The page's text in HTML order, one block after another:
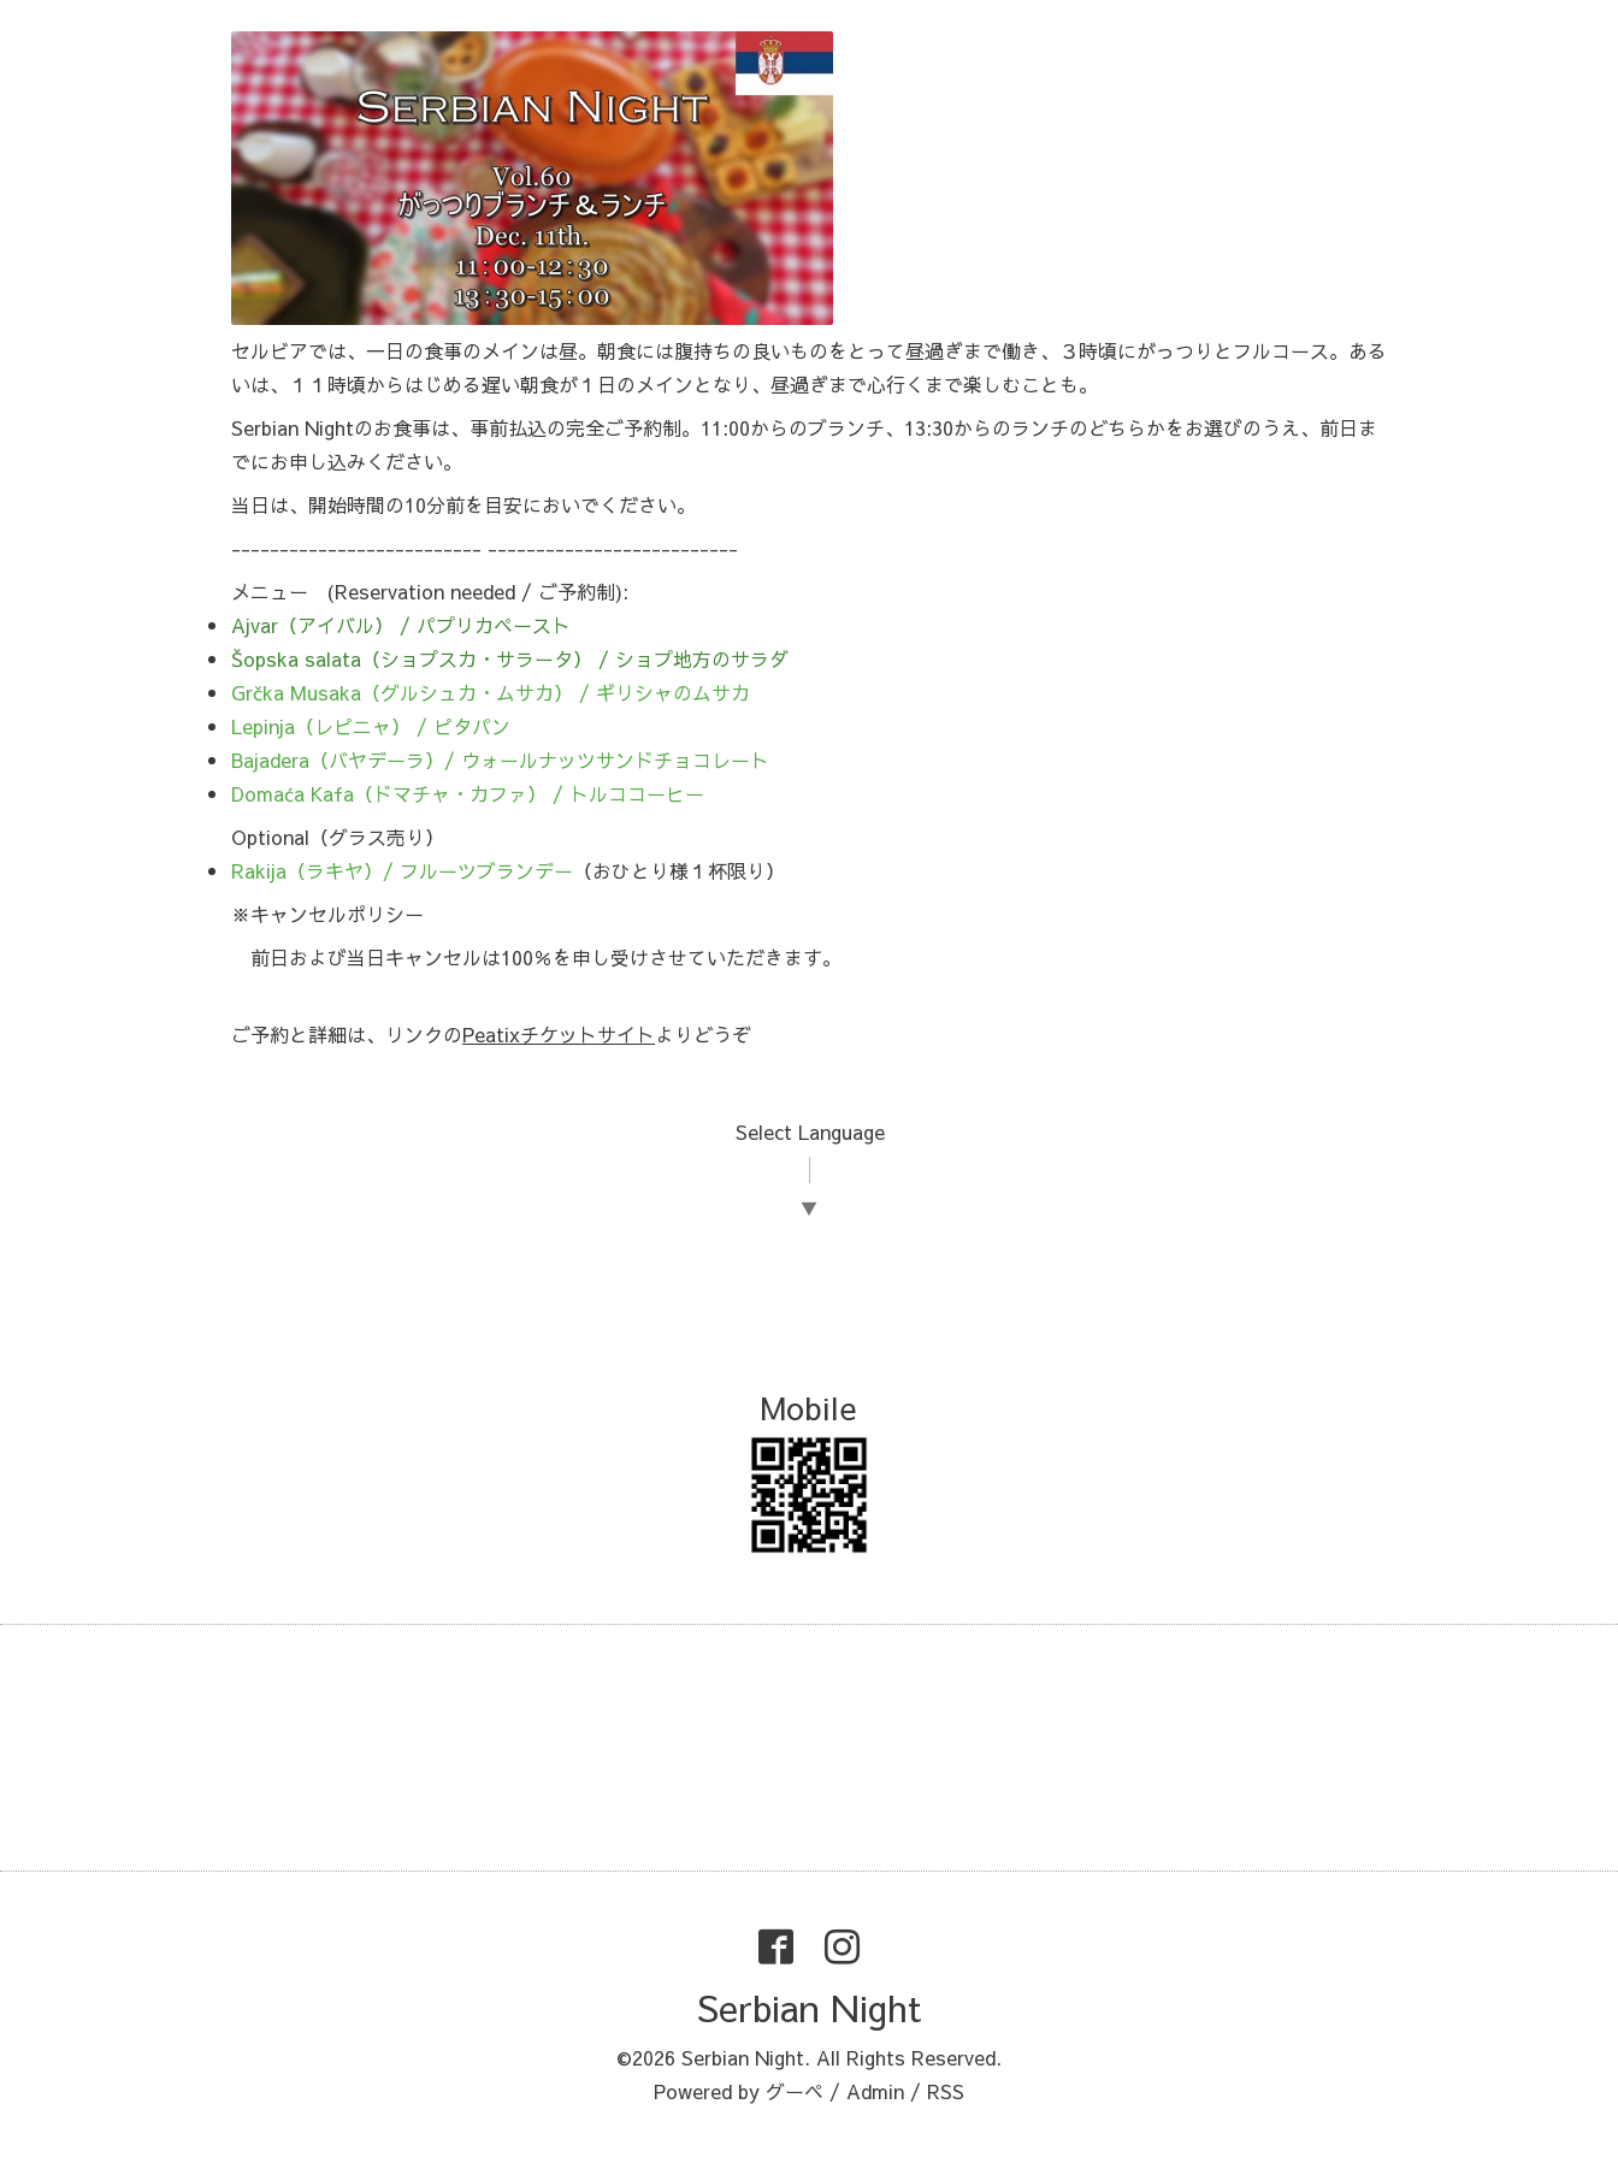
セルビアでは、一日の食事のメインは昼。朝食には腹持ちの良いものをとって昼過ぎまで働き、３時頃にがっつりとフルコース。ある
いは、１１時頃からはじめる遅い朝食が１日のメインとなり、昼過ぎまで心行くまで楽しむことも。
Serbian Nightのお食事は、事前払込の完全ご予約制。11:00からのブランチ、13:30からのランチのどちらかをお選びのうえ、前日ま
でにお申し込みください。
当日は、開始時間の10分前を目安においでください。
-------------------------- --------------------------
メニュー (Reservation needed / ご予約制):
Ajvar（アイバル） / パプリカペースト
Šopska salata（ショプスカ・サラータ） / ショプ地方のサラダ
Grčka Musaka（グルシュカ・ムサカ） / ギリシャのムサカ
Lepinja（レピニャ） / ピタパン
Bajadera（バヤデーラ）/ ウォールナッツサンドチョコレート
Domaća Kafa（ドマチャ・カファ） / トルココーヒー
Optional（グラス売り）
Rakija（ラキヤ）/ フルーツブランデー （おひとり様１杯限り）
※キャンセルポリシー
前日および当日キャンセルは100％を申し受けさせていただきます。
ご予約と詳細は、リンクのPeatixチケットサイト よりどうぞ
Select Language
▼
Mobile
Serbian Night
©2026 Serbian Night. All Rights Reserved.
Powered by グーペ / Admin / RSS